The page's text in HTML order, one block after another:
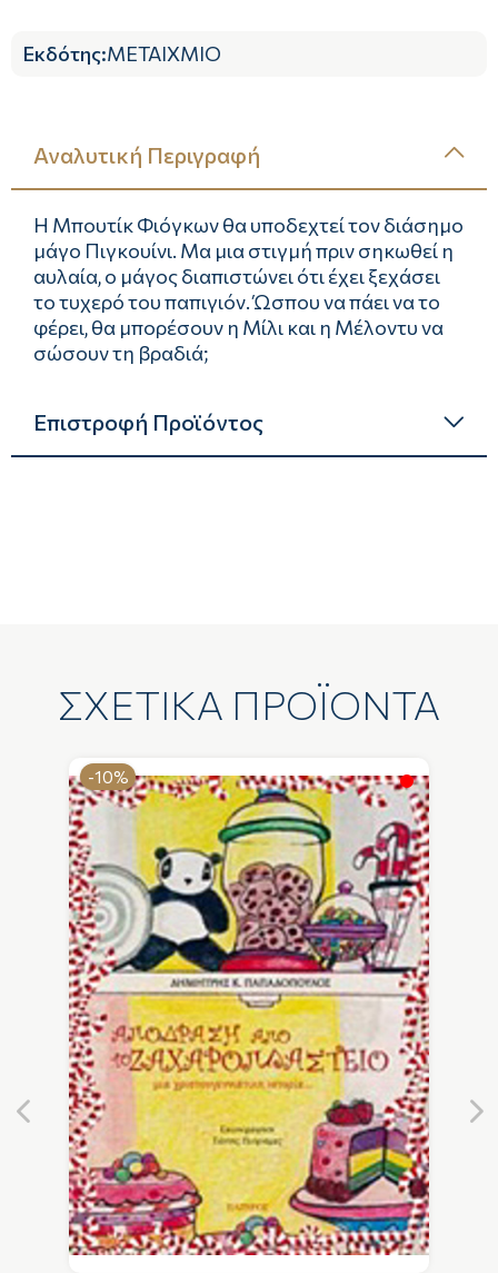
Εκδότης:ΜΕΤΑΙΧΜΙΟ
Αναλυτική Περιγραφή
Η Μπουτίκ Φιόγκων θα υποδεχτεί τον διάσημο
μάγο Πιγκουίνι. Μα μια στιγμή πριν σηκωθεί η
αυλαία, ο μάγος διαπιστώνει ότι έχει ξεχάσει
το τυχερό του παπιγιόν. Ώσπου να πάει να το
φέρει, θα μπορέσουν η Μίλι και η Μέλοντυ να
σώσουν τη βραδιά;
Επιστροφή Προϊόντος
ΣΧΕΤΙΚΑ ΠΡΟΪΟΝΤΑ
-10%